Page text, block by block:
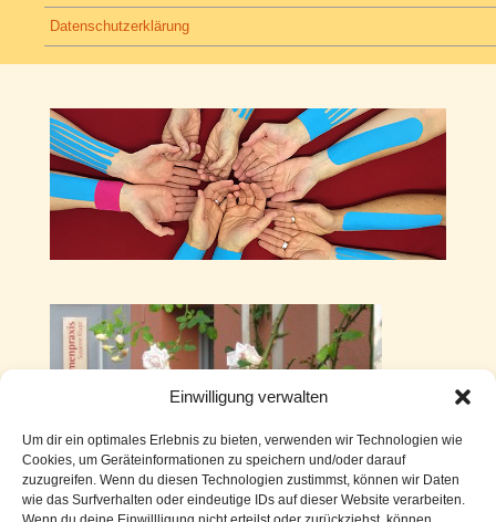
Einwilligung verwalten
Um dir ein optimales Erlebnis zu bieten, verwenden wir Technologien wie
Cookies, um Geräteinformationen zu speichern und/oder darauf
zuzugreifen. Wenn du diesen Technologien zustimmst, können wir Daten
wie das Surfverhalten oder eindeutige IDs auf dieser Website verarbeiten.
Datenschutzerklärung